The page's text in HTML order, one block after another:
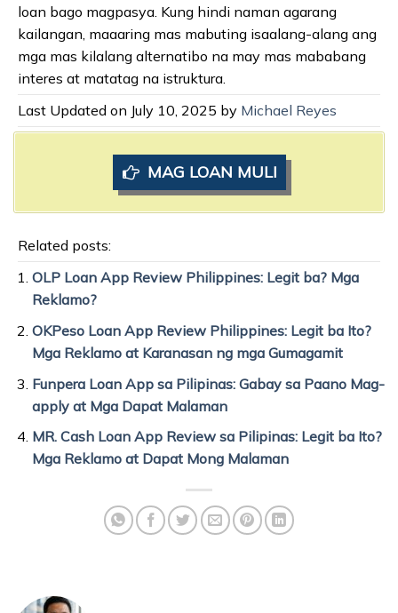
loan bago magpasya. Kung hindi naman agarang
kailangan, maaaring mas mabuting isaalang-alang ang
mga mas kilalang alternatibo na may mas mababang
interes at matatag na istruktura.
Last Updated on July 10, 2025 by Michael Reyes
MAG LOAN MULI
Related posts:
OLP Loan App Review Philippines: Legit ba? Mga
Reklamo?
OKPeso Loan App Review Philippines: Legit ba Ito?
Mga Reklamo at Karanasan ng mga Gumagamit
Funpera Loan App sa Pilipinas: Gabay sa Paano Mag-
apply at Mga Dapat Malaman
MR. Cash Loan App Review sa Pilipinas: Legit ba Ito?
Mga Reklamo at Dapat Mong Malaman